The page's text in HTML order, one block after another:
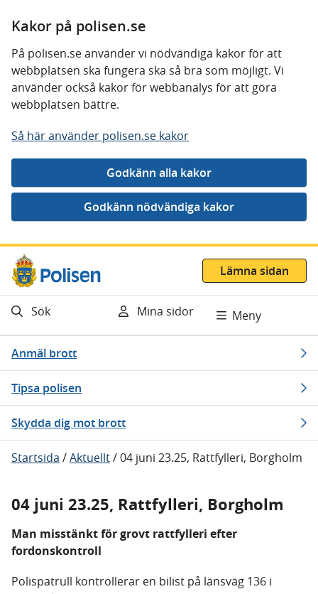
Kakor på polisen.se
På polisen.se använder vi nödvändiga kakor för att
webbplatsen ska fungera ska så bra som möjligt. Vi
använder också kakor för webbanalys för att göra
webbplatsen bättre.
Så här använder polisen.se kakor
Gå direkt till innehåll
Lämna sidan
Sök Mina sidor Meny
Anmäl brott
Tipsa polisen
Skydda dig mot brott
Startsida /Aktuellt/04 juni 23.25, Rattfylleri, Borgholm
04 juni 23.25, Rattfylleri, Borgholm
Man misstänkt för grovt rattfylleri efter
fordonskontroll
Polispatrull kontrollerar en bilist på länsväg 136 i